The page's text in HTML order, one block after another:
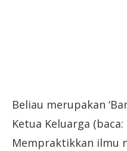
Beliau merupakan
Ketua Keluarga
Mempraktikkan ilmu